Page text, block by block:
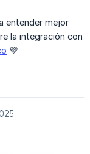
entender mejor
la integración con
💜